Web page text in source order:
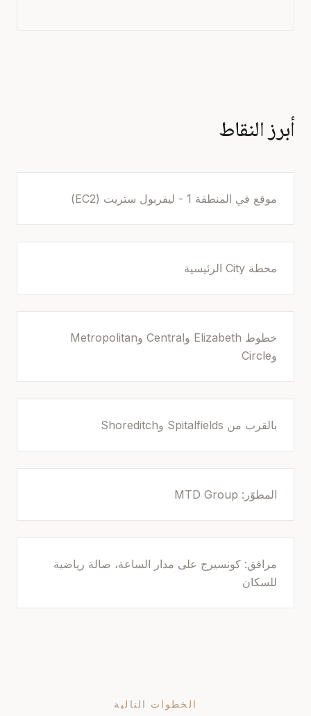
أبرز النقاط
موقع في المنطقة 1 - ليفربول ستريت (EC2)
محطة City الرئيسية
خطوط Elizabeth وCentral وMetropolitan
وCircle
بالقرب من Spitalfields وShoreditch
المطوّر: MTD Group
مرافق: كونسيرج على مدار الساعة، صالة رياضية
للسكان
الخطوات التالية